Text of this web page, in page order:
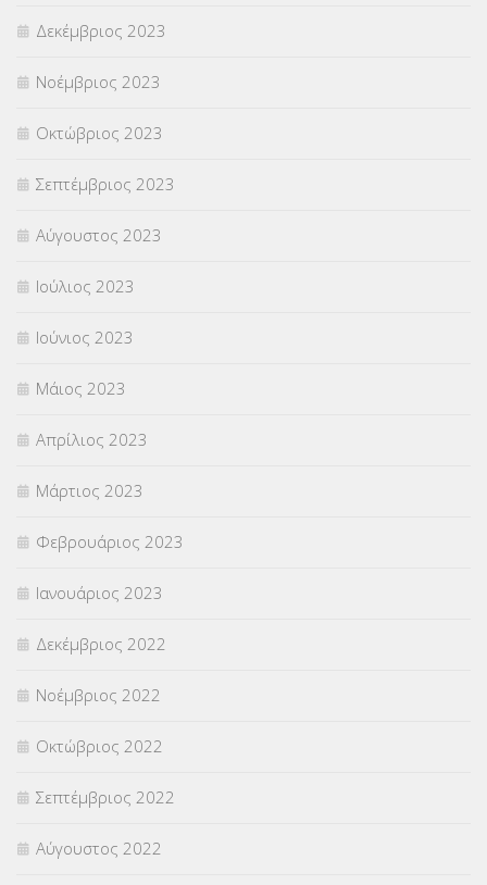
Δεκέμβριος 2023
Νοέμβριος 2023
Οκτώβριος 2023
Σεπτέμβριος 2023
Αύγουστος 2023
Ιούλιος 2023
Ιούνιος 2023
Μάιος 2023
Απρίλιος 2023
Μάρτιος 2023
Φεβρουάριος 2023
Ιανουάριος 2023
Δεκέμβριος 2022
Νοέμβριος 2022
Οκτώβριος 2022
Σεπτέμβριος 2022
Αύγουστος 2022